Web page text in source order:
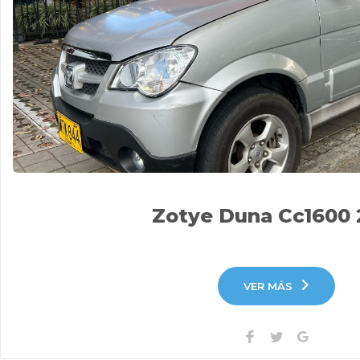
Zotye Duna Cc1600
VER MÁS
Facebook
TwitterGoogle+